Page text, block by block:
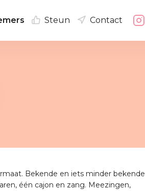
Bekende en iets minder bekende
één cajon en zang. Meezingen,
Steun Contact